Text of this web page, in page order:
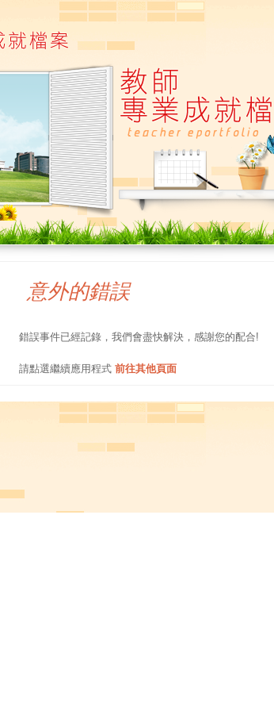
意外的錯誤
錯誤事件已經記錄，我們會盡快解決，感謝您的配合!
請點選繼續應用程式 前往其他頁面